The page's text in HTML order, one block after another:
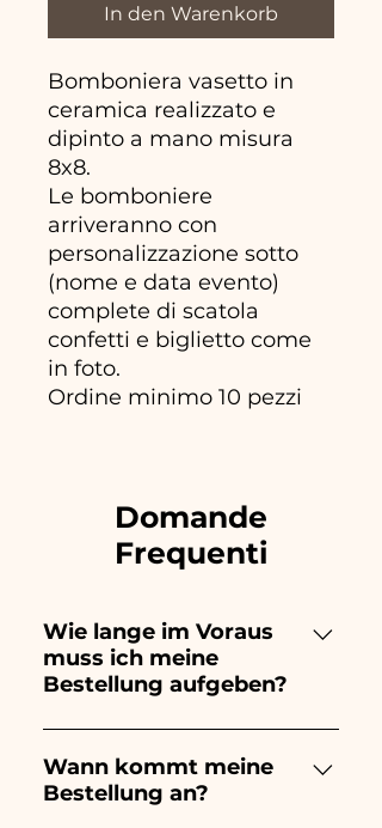
In den Warenkorb
Bomboniera vasetto in
ceramica realizzato e
dipinto a mano misura
8x8.
Le bomboniere
arriveranno con
personalizzazione sotto
(nome e data evento)
complete di scatola
confetti e biglietto come
in foto.
Ordine minimo 10 pezzi
Domande
Frequenti
Wie lange im Voraus
muss ich meine
Bestellung aufgeben?
Ceramiche Ania kreiert und
bemalt vollständig von Hand,
daher dauert ihre Herstellung
Wann kommt meine
Bestellung an?